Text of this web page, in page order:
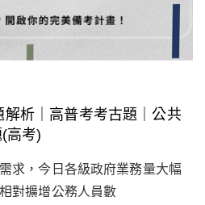
析｜高普考考古題｜公共
高考)
求，今日各級政府業務量大幅
對擴增公務人員數